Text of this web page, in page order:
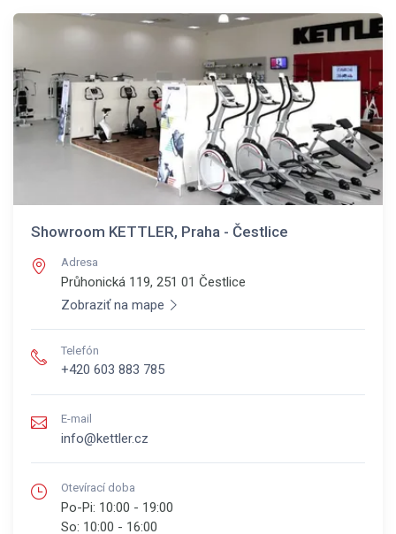
Showroom KETTLER, Praha - Čestlice
Adresa
Průhonická 119, 251 01 Čestlice
Zobraziť na mape
Telefón
+420 603 883 785
E-mail
info@kettler.cz
Otevírací doba
Po-Pi: 10:00 - 19:00
So: 10:00 - 16:00